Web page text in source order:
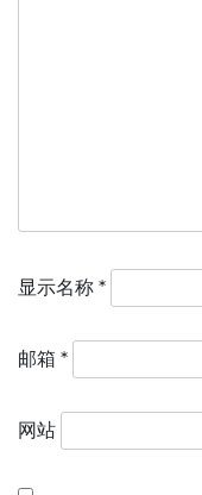
显示名称 *
邮箱 *
网站